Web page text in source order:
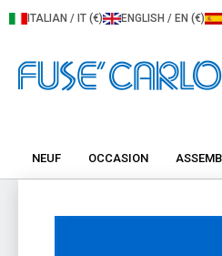
ITALIAN / IT (€) ENGLISH / EN (€)
NEUF OCCASION